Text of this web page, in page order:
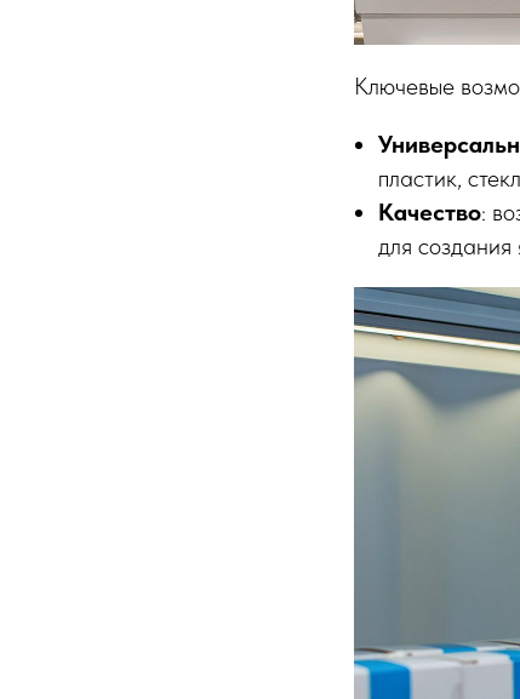
Ключевые
пластик,
Качество:
для